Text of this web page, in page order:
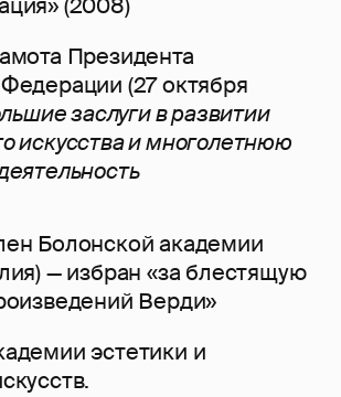
(2008)
Президента
(27 октября
заслуги в развитии
искусства и многолетнюю
Болонской академии
— избран «за блестящую
Верди»
эстетики и